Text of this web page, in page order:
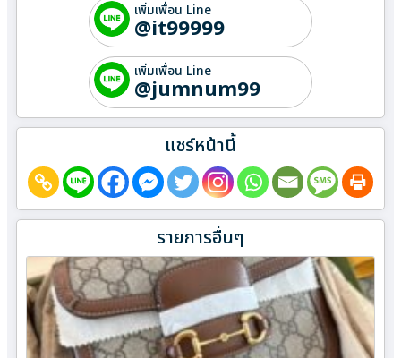
เพิ่มเพื่อน Line
@it99999
เพิ่มเพื่อน Line
@jumnum99
แชร์หน้านี้
รายการอื่นๆ